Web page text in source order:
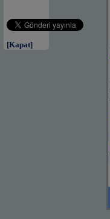
[Kapat]